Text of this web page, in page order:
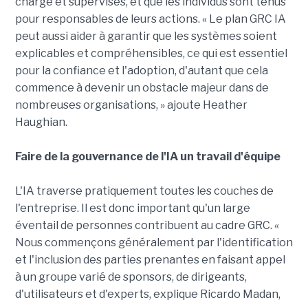
pour responsables de leurs actions. « Le plan GRC IA
peut aussi aider à garantir que les systèmes soient
explicables et compréhensibles, ce qui est essentiel
pour la confiance et l'adoption, d'autant que cela
commence à devenir un obstacle majeur dans de
nombreuses organisations, » ajoute Heather
Haughian.
Faire de la gouvernance de l'IA un travail d'équipe
L'IA traverse pratiquement toutes les couches de
l'entreprise. Il est donc important qu'un large
éventail de personnes contribuent au cadre GRC. «
Nous commençons généralement par l'identification
et l'inclusion des parties prenantes en faisant appel
à un groupe varié de sponsors, de dirigeants,
d'utilisateurs et d'experts, explique Ricardo Madan,